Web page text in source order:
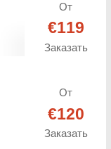
От
€119
Заказать
От
€120
Заказать